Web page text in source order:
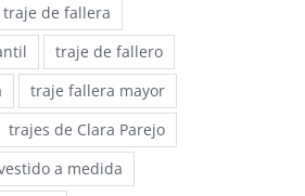
traje de fallera
traje de fallero
traje fallera mayor
trajes de Clara Parejo
a medida